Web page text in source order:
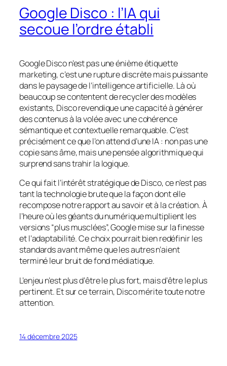
Google Disco : l’IA qui
secoue l’ordre établi
Google Disco n’est pas une énième étiquette
marketing, c’est une rupture discrète mais puissante
dans le paysage de l’intelligence artificielle. Là où
beaucoup se contentent de recycler des modèles
existants, Disco revendique une capacité à générer
des contenus à la volée avec une cohérence
sémantique et contextuelle remarquable. C’est
précisément ce que l’on attend d’une IA : non pas une
copie sans âme, mais une pensée algorithmique qui
surprend sans trahir la logique.
Ce qui fait l’intérêt stratégique de Disco, ce n’est pas
tant la technologie brute que la façon dont elle
recompose notre rapport au savoir et à la création. À
l’heure où les géants du numérique multiplient les
versions “plus musclées”, Google mise sur la finesse
et l’adaptabilité. Ce choix pourrait bien redéfinir les
standards avant même que les autres n’aient
terminé leur bruit de fond médiatique.
L’enjeu n’est plus d’être le plus fort, mais d’être le plus
pertinent. Et sur ce terrain, Disco mérite toute notre
attention.
14 décembre 2025